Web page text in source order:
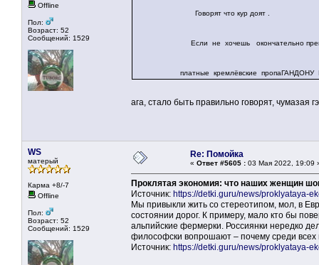
Offline
Пол:
Возраст: 52
Сообщений: 1529
Говорят что кур доят .
Если не хочешь окончательно
платные кремлёвские пропаГАНДОНУ
ага, стало быть правильно говорят, чумазая
WS
матерый
Карма +8/-7
Offline
Пол:
Возраст: 52
Сообщений: 1529
Re: Помойка
« Ответ #5605 : 03 Мая 2022, 19:09
Проклятая экономия: что наших женщин
Источник: https://detki.guru/news/proklyataya-
Мы привыкли жить со стереотипом, мол, в
состоянии дорог. К примеру, мало кто бы
альпийские фермерки. Россиянки нередко
философски вопрошают – почему среди
Источник: https://detki.guru/news/proklyataya-